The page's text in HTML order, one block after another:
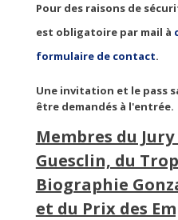
Pour des raisons de
est obligatoire par mail à
formulaire de contact.
Une invitation et le pass
être demandés à l'entrée.
Membres du
Guesclin, du
Biographie
et du Prix des